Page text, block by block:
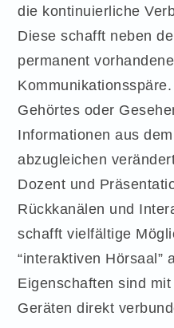
die kontinuierliche
Diese schafft neben
permanent
Gehörtes oder
Informationen aus
abzugleichen
Dozent und
Rückkanälen und
schafft vielfältige
“interaktiven Hörsaal”
Eigenschaften sind
Geräten direkt